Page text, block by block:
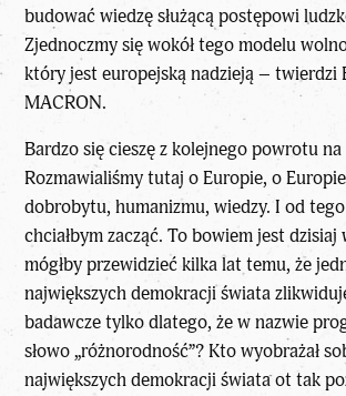
budować wiedzę służącą postępowi
Zjednoczmy się wokół tego modelu
który jest europejską nadzieją – twierdzi
MACRON.
Bardzo się cieszę z kolejnego powrotu na
Rozmawialiśmy tutaj o Europie, o
dobrobytu, humanizmu, wiedzy. I od tego
chciałbym zacząć. To bowiem jest dzisiaj
mógłby przewidzieć kilka lat temu, że
największych demokracji świata
badawcze tylko dlatego, że w nazwie
słowo „różnorodność”? Kto wyobrażał
największych demokracji świata ot tak